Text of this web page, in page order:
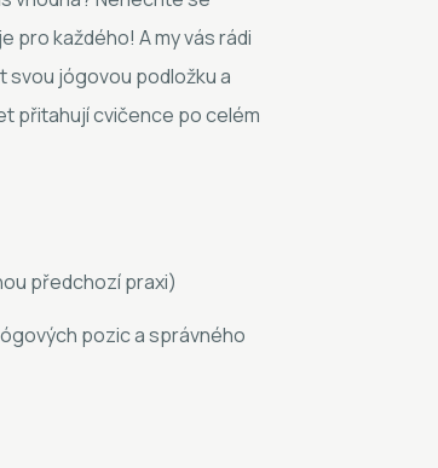
pro každého! A my vás rádi
svou jógovou podložku a
přitahují cvičence po celém
předchozí praxi)
pozic a správného